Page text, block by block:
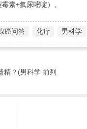
素+氟尿嘧啶）。
癌问答 化疗 男科学
精？(男科学 前列